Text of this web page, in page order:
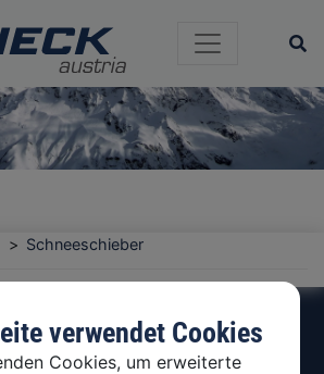
Schneeschieber
4
verwendet Cookies
Cookies, um erweiterte